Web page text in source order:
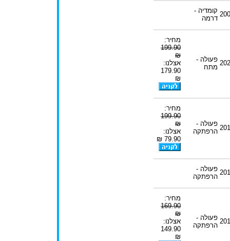
קומדיה -
דרמה
פעולה -
מתח
מחיר:
199.90
₪
אצלנו:
179.90
₪
פעולה -
הרפתקה
מחיר:
199.90
₪
אצלנו:
79.90 ₪
פעולה -
הרפתקה
פעולה -
הרפתקה
מחיר:
169.90
₪
אצלנו:
149.90
₪